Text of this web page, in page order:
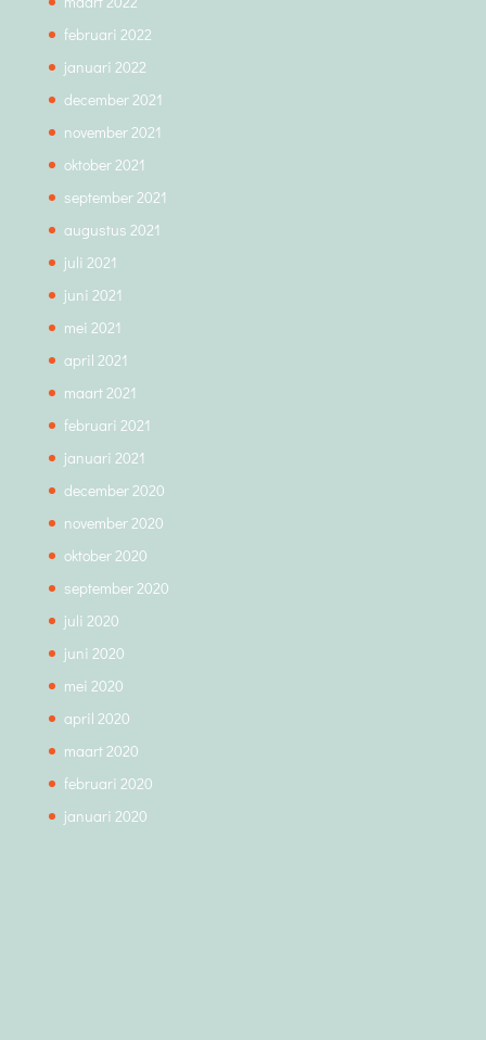
februari 2022
januari 2022
december 2021
november 2021
oktober 2021
september 2021
augustus 2021
juli 2021
juni 2021
mei 2021
april 2021
maart 2021
februari 2021
januari 2021
december 2020
november 2020
oktober 2020
september 2020
juli 2020
juni 2020
mei 2020
april 2020
maart 2020
februari 2020
januari 2020